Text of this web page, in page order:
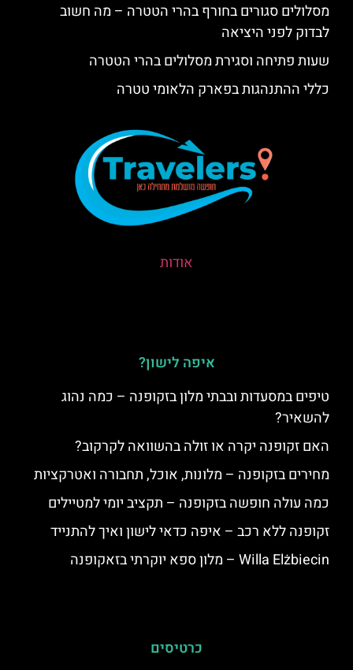
מסלולים סגורים בחורף בהרי הטטרה – מה חשוב
לבדוק לפני היציאה
שעות פתיחה וסגירת מסלולים בהרי הטטרה
כללי ההתנהגות בפארק הלאומי טטרה
אודות
איפה לישון?
טיפים במסעדות ובבתי מלון בזקופנה – כמה נהוג
להשאיר?
האם זקופנה יקרה או זולה בהשוואה לקרקוב?
מחירים בזקופנה – מלונות, אוכל, תחבורה ואטרקציות
כמה עולה חופשה בזקופנה – תקציב יומי למטיילים
זקופנה ללא רכב – איפה כדאי לישון ואיך להתנייד
Willa Elżbiecin – מלון ספא יוקרתי בזאקופנה
כרטיסים